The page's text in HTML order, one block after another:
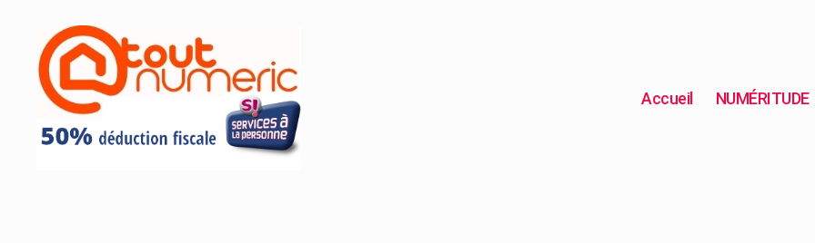
Accueil NUMÉRITUDE